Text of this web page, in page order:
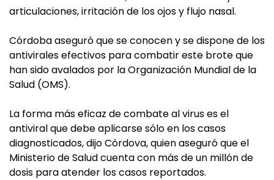
articulaciones, irritación de los ojos y flujo nasal.
Córdoba aseguró que se conocen y se dispone de los
antivirales efectivos para combatir este brote que
han sido avalados por la Organización Mundial de la
Salud (OMS).
La forma más eficaz de combate al virus es el
antiviral que debe aplicarse sólo en los casos
diagnosticados, dijo Córdova, quien aseguró que el
Ministerio de Salud cuenta con más de un millón de
dosis para atender los casos reportados.